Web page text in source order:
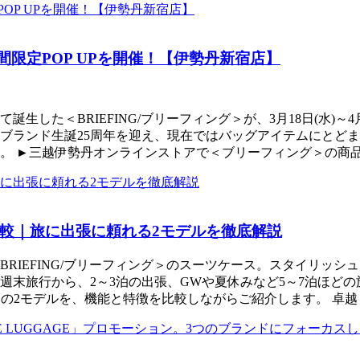
定POP UPを開催！【伊勢丹新宿店】
誕生した＜BRIEFING/ブリーフィング＞が、3月18日(水)～
ランド生誕25周年を迎え、現在ではバッグアイテムにとど
►三越伊勢丹オンラインストアで＜ブリーフィング＞の商
｜旅に出張に頼れる2モデルを徹底解説
ブリーフィング＞のスーツケース。スタイリッシ
末旅行から、2～3泊の出張、GWや夏休みなど5～7泊ほど
2モデルを、機能と特徴を比較しながらご紹介します。 卓